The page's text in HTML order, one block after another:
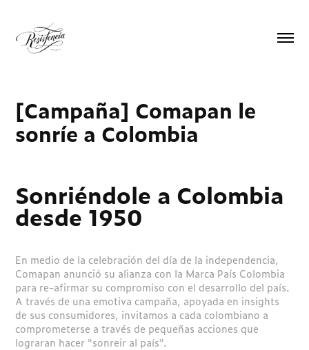
[Campaña] Comapan le
sonríe a Colombia
Sonriéndole a Colombia
desde 1950
En medio de la celebración del día de la independencia,
Comapan anunció su alianza con la Marca País Colombia
para re-afirmar su compromiso con el desarrollo del país.
A través de una emotiva campaña, apoyada en insights
de sus consumidores, invitamos a cada colombiano a
comprometerse a través de pequeñas acciones que
lograran hacer "sonreir al país".